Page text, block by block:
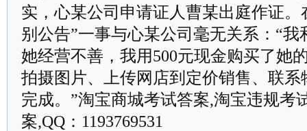
实，心某公司申请证人曹某出庭作证。
别公告”一事与心某公司毫无关系：“
她经营不善，我用500元现金购买了她
拍摄图片、上传网店到定价销售、联
完成。”淘宝商城考试答案,淘宝违规考
案,QQ：1193769531